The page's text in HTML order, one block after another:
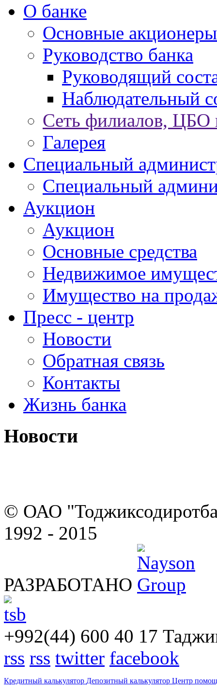
О банке
Основные акционеры
Руководство банка
Руководящий
Наблюдательный
Сеть филиалов,
Галерея
Специальный
Специальный
Аукцион
Аукцион
Основные средства
Недвижимое
Имущество на
Пресс - центр
Новости
Обратная связь
Контакты
Жизнь банка
Новости
© ОАО
1992 - 2015
РАЗРАБОТАНО
+992(44) 600 40 17
rss rss twitter facebook
Кредитный калькулятор Депозитный калькулятор Центр